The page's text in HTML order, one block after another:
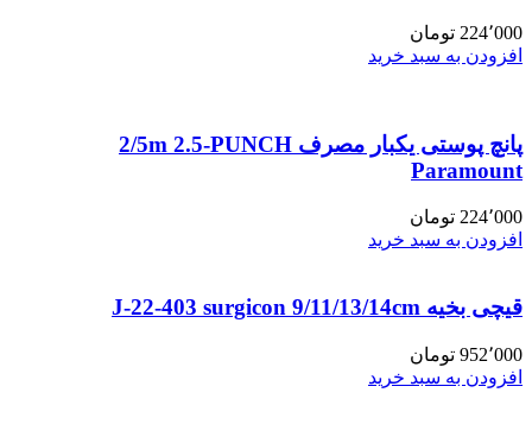
224٬000 تومان
افزودن به سبد خرید
پانچ پوستی یکبار مصرف 2/5m 2.5-PUNCH
Paramount
224٬000 تومان
افزودن به سبد خرید
قیچی بخیه J-22-403 surgicon 9/11/13/14cm
952٬000 تومان
افزودن به سبد خرید